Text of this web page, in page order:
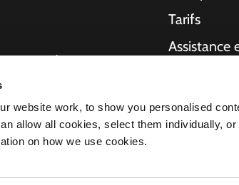
website work, to show you personalised
allow all cookies, select them individually,
on how we use cookies.
pour les
de bout en
plus
voiture électrique
fait de nous le
Tarifs
Assistance
Fournisseurs